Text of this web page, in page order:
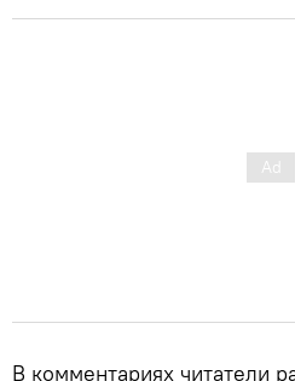
В комментариях читатели